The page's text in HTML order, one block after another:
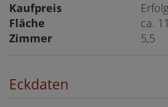
Kaufpreis
Fläche
ca.
Zimmer 5,5
Eckdaten